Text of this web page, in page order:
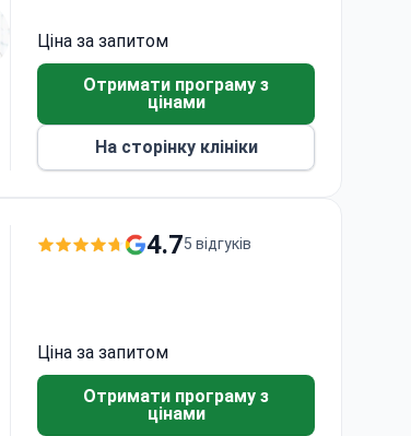
Ціна за запитом
Отримати програму з
цінами
На сторінку клініки
4.75 відгуків
Ціна за запитом
Отримати програму з
цінами